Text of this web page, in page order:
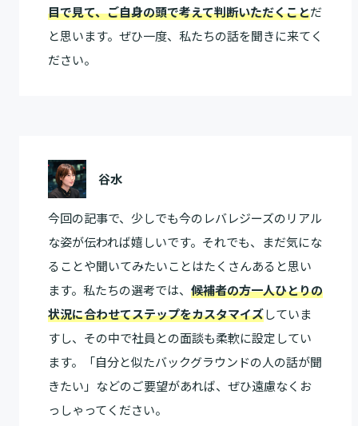
目で見て、ご自身の頭で考えて判断いただくことだ
と思います。ぜひ一度、私たちの話を聞きに来てく
ださい。
谷水
今回の記事で、少しでも今のレバレジーズのリアル
な姿が伝われば嬉しいです。それでも、まだ気にな
ることや聞いてみたいことはたくさんあると思い
ます。私たちの選考では、 候補者の方一人ひとりの
状況に合わせてステップをカスタマイズしていま
すし、その中で社員との面談も柔軟に設定してい
ます。「自分と似たバックグラウンドの人の話が聞
きたい」などのご要望があれば、ぜひ遠慮なくお
っしゃってください。